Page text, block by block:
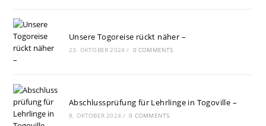
Unsere Togoreise rückt näher –
23. OKTOBER 2024 / 0 COMMENTS
Abschlussprüfung für Lehrlinge in Togoville –
8. OKTOBER 2024 / 0 COMMENTS